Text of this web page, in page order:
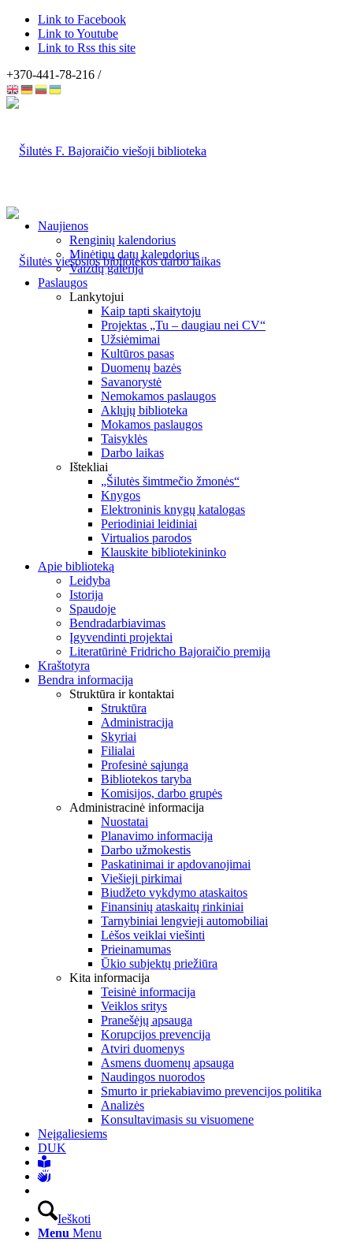
Link to Facebook
Link to Youtube
Link to Rss this site
+370-441-78-216 /
Naujienos
Renginių kalendorius
Minėtinų datų kalendorius
Vaizdų galerija
Paslaugos
Lankytojui
Kaip tapti skaitytoju
Projektas „Tu – daugiau nei CV“
Užsiėmimai
Kultūros pasas
Duomenų bazės
Savanorystė
Nemokamos paslaugos
Aklųjų biblioteka
Mokamos paslaugos
Taisyklės
Darbo laikas
Ištekliai
„Šilutės šimtmečio žmonės“
Knygos
Elektroninis knygų katalogas
Periodiniai leidiniai
Virtualios parodos
Klauskite bibliotekininko
Apie biblioteką
Leidyba
Istorija
Spaudoje
Bendradarbiavimas
Įgyvendinti projektai
Literatūrinė Fridricho Bajoraičio premija
Kraštotyra
Bendra informacija
Struktūra ir kontaktai
Struktūra
Administracija
Skyriai
Filialai
Profesinė sąjunga
Bibliotekos taryba
Komisijos, darbo grupės
Administracinė informacija
Nuostatai
Planavimo informacija
Darbo užmokestis
Paskatinimai ir apdovanojimai
Viešieji pirkimai
Biudžeto vykdymo ataskaitos
Finansinių ataskaitų rinkiniai
Tarnybiniai lengvieji automobiliai
Lėšos veiklai viešinti
Prieinamumas
Ūkio subjektų priežiūra
Kita informacija
Teisinė informacija
Veiklos sritys
Pranešėjų apsauga
Korupcijos prevencija
Atviri duomenys
Asmens duomenų apsauga
Naudingos nuorodos
Smurto ir priekabiavimo prevencijos politika
Analizės
Konsultavimasis su visuomene
Neįgaliesiems
DUK
Ieškoti
Menu Menu